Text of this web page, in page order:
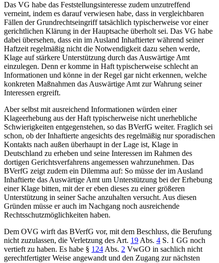
Das VG habe das Feststellungsinteresse zudem unzutreffend
verneint, indem es darauf verwiesen habe, dass in vergleichbaren
Fällen der Grundrechtseingriff tatsächlich typischerweise vor einer
gerichtlichen Klärung in der Hauptsache überholt sei. Das VG habe
dabei übersehen, dass ein im Ausland Inhaftierter während seiner
Haftzeit regelmäßig nicht die Notwendigkeit dazu sehen werde,
Klage auf stärkere Unterstützung durch das Auswärtige Amt
einzulegen. Denn er komme in Haft typischerweise schlecht an
Informationen und könne in der Regel gar nicht erkennen, welche
konkreten Maßnahmen das Auswärtige Amt zur Wahrung seiner
Interessen ergreift.
Aber selbst mit ausreichend Informationen würden einer
Klageerhebung aus der Haft typischerweise nicht unerhebliche
Schwierigkeiten entgegenstehen, so das BVerfG weiter. Fraglich sei
schon, ob der Inhaftierte angesichts des regelmäßig nur sporadischen
Kontakts nach außen überhaupt in der Lage ist, Klage in
Deutschland zu erheben und seine Interessen im Rahmen des
dortigen Gerichtsverfahrens angemessen wahrzunehmen. Das
BVerfG zeigt zudem ein Dilemma auf: So müsse der im Ausland
Inhaftierte das Auswärtige Amt um Unterstützung bei der Erhebung
einer Klage bitten, mit der er eben dieses zu einer größeren
Unterstützung in seiner Sache anzuhalten versucht. Aus diesen
Gründen müsse er auch im Nachgang noch ausreichende
Rechtsschutzmöglichkeiten haben.
Dem OVG wirft das BVerfG vor, mit dem Beschluss, die Berufung
nicht zuzulassen, die Verletzung desArt. 19Abs. 4 S. 1 GG noch
vertieft zu haben. Es habe § 124Abs. 2 VwGO in sachlich nicht
gerechtfertigter Weise angewandt und den Zugang zur nächsten